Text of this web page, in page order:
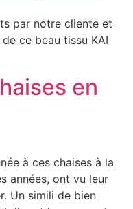
par notre cliente et
ce beau tissu KAI
en
à ces chaises à la
années, ont vu leur
Un simili de bien